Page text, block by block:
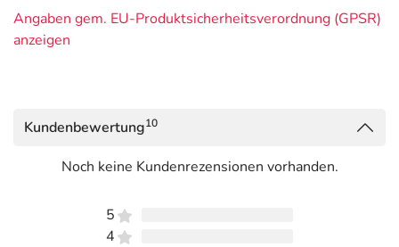
Angaben gem. EU-Produktsicherheitsverordnung (GPSR)
anzeigen
Kundenbewertung10
Noch keine Kundenrezensionen vorhanden.
5
4